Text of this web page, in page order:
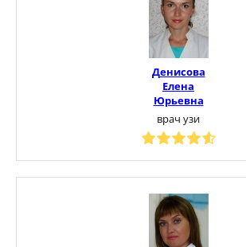
Денисова
Елена
Юрьевна
врач узи